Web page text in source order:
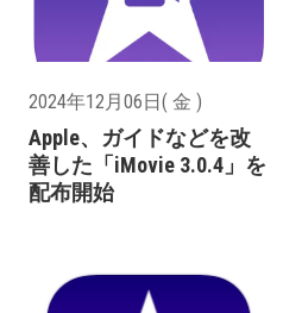
2024年12月06日( 金 )
Apple、ガイドなどを改
善した「iMovie 3.0.4」を
配布開始